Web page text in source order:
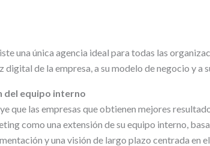
una única agencia ideal para todas las
digital de la empresa, a su modelo de negocio y a
del equipo interno
que las empresas que obtienen mejores
como una extensión de su equipo interno,
y una visión de largo plazo centrada en